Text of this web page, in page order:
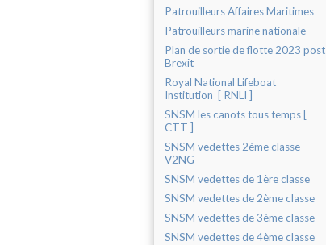
Patrouilleurs Affaires Maritimes
Patrouilleurs marine nationale
Plan de sortie de flotte 2023 post
Brexit
Royal National Lifeboat
Institution [ RNLI ]
SNSM les canots tous temps [
CTT ]
SNSM vedettes 2ème classe
V2NG
SNSM vedettes de 1ère classe
SNSM vedettes de 2ème classe
SNSM vedettes de 3ème classe
SNSM vedettes de 4ème classe